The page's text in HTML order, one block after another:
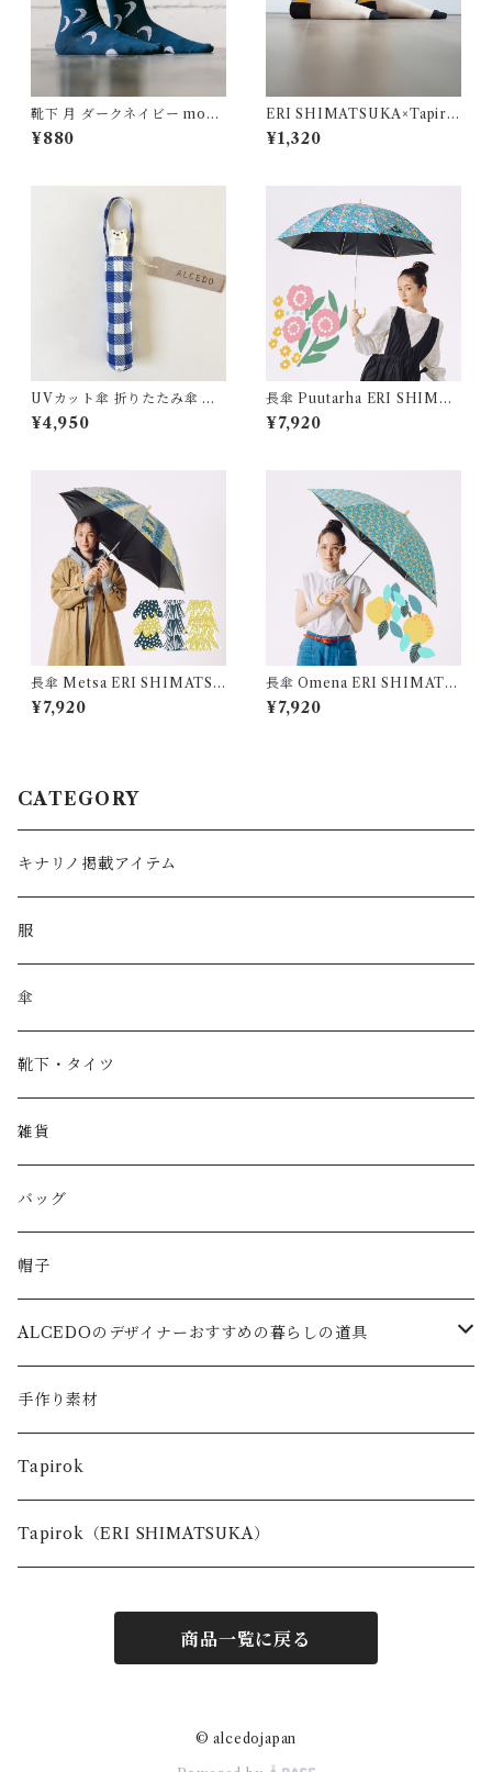
靴下 月 ダークネイビー moon
154021 ALCEDO
¥880
ERI SHIMATSUKA×Tapiro
k ソックス
¥1,320
UVカット傘 折りたたみ傘 チ
ェック 木彫り動物 うさぎ しろ
くま くろねこ
¥4,950
長傘 Puutarha ERI SHIMAT
SUKA
¥7,920
長傘 Metsa ERI SHIMATSU
KA
¥7,920
長傘 Omena ERI SHIMATS
UKA
¥7,920
CATEGORY
キナリノ掲載アイテム
服
傘
靴下・タイツ
雑貨
バッグ
帽子
ALCEDOのデザイナーおすすめの暮らしの道具
キッズ
台所で使う道具
お出かけの時に使う道具
手作り素材
Tapirok
Tapirok（ERI SHIMATSUKA）
商品一覧に戻る
© alcedojapan